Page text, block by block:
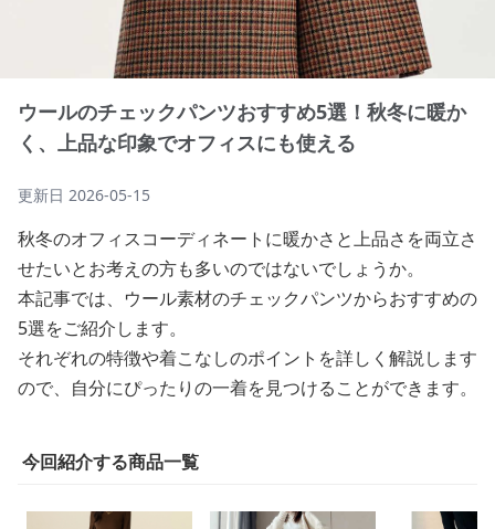
ウールのチェックパンツおすすめ5選！秋冬に暖か
く、上品な印象でオフィスにも使える
更新日 2026-05-15
秋冬のオフィスコーディネートに暖かさと上品さを両立さ
せたいとお考えの方も多いのではないでしょうか。
本記事では、ウール素材のチェックパンツからおすすめの
5選をご紹介します。
それぞれの特徴や着こなしのポイントを詳しく解説します
ので、自分にぴったりの一着を見つけることができます。
今回紹介する商品一覧